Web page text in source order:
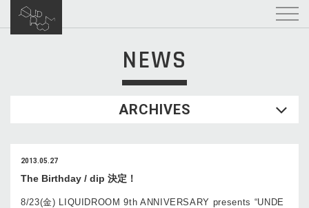
NEWS
ARCHIVES
2013.05.27
The Birthday / dip 決定！
8/23(金) LIQUIDROOM 9th ANNIVERSARY presents “UNDE